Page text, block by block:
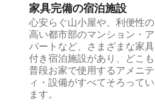
家具完備の宿⁠泊⁠施⁠設
心安らぐ山小屋や、利便性の
高い都市部のマンション・ア
パートなど、さまざまな家具
付き宿泊施設があり、どこも
普段お家で使用するアメニテ
ィ・設備がすべてそろってい
ます。